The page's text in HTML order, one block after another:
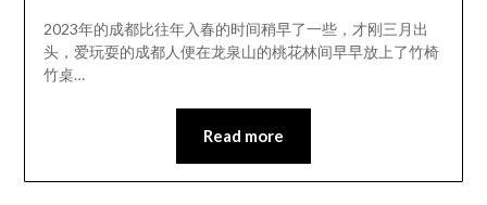
2023年的成都比往年入春的时间稍早了一些，才刚三月出
头，爱玩耍的成都人便在龙泉山的桃花林间早早放上了竹椅
竹桌…
Read more